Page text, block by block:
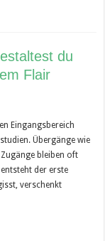
du
Flair
Eingangsbereich
Übergänge wie
bleiben oft
der erste
verschenkt